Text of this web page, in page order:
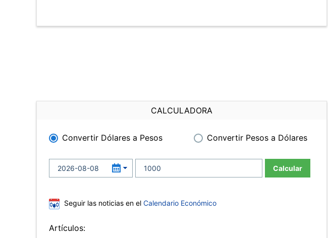
CALCULADORA
Convertir Dólares a Pesos Convertir Pesos a Dólares
Calcular
Seguir las noticias en el Calendario Económico
Artículos: